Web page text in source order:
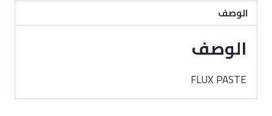
الوصف
الوصف
FLUX PASTE